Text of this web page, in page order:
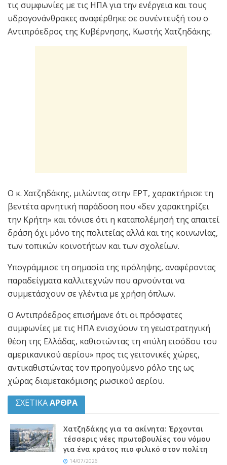
τις συμφωνίες με τις ΗΠΑ για την ενέργεια και τους
υδρογονάνθρακες αναφέρθηκε σε συνέντευξή του ο
Αντιπρόεδρος της Κυβέρνησης, Κωστής Χατζηδάκης.
Ο κ. Χατζηδάκης, μιλώντας στην ΕΡΤ, χαρακτήρισε τη
βεντέτα αρνητική παράδοση που «δεν χαρακτηρίζει
την Κρήτη» και τόνισε ότι η καταπολέμησή της απαιτεί
δράση όχι μόνο της πολιτείας αλλά και της κοινωνίας,
των τοπικών κοινοτήτων και των σχολείων.
Υπογράμμισε τη σημασία της πρόληψης, αναφέροντας
παραδείγματα καλλιτεχνών που αρνούνται να
συμμετάσχουν σε γλέντια με χρήση όπλων.
Ο Αντιπρόεδρος επισήμανε ότι οι πρόσφατες
συμφωνίες με τις ΗΠΑ ενισχύουν τη γεωστρατηγική
θέση της Ελλάδας, καθιστώντας τη «πύλη εισόδου του
αμερικανικού αερίου» προς τις γειτονικές χώρες,
αντικαθιστώντας τον προηγούμενο ρόλο της ως
χώρας διαμετακόμισης ρωσικού αερίου.
ΣΧΕΤΙΚΑΑΡΘΡΑ
Χατζηδάκης για τα ακίνητα: Έρχονται
τέσσερις νέες πρωτοβουλίες του νόμου
για ένα κράτος πιο φιλικό στον πολίτη
14/07/2026